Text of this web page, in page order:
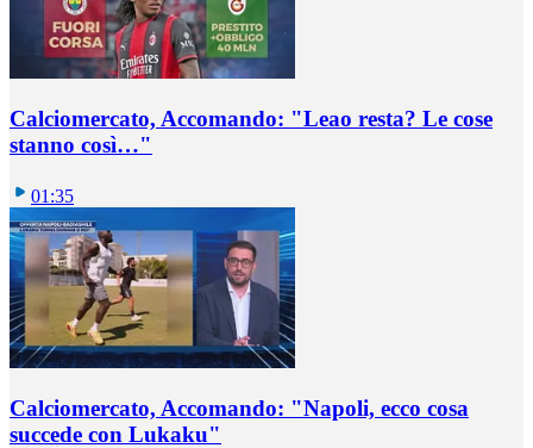
Calciomercato, Accomando: "Leao resta? Le cose
stanno così…"
01:35
Calciomercato, Accomando: "Napoli, ecco cosa
succede con Lukaku"